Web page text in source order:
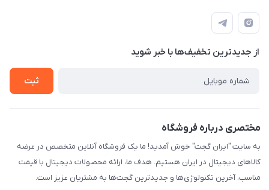
لیست محصولات
درباره ما
قوانین و مقررات
حریم خصوصی
راهنما
از جدید‌ترین تخفیف‌ها با‌ خبر شوید
ثبت
مختصری درباره فروشگاه
به سایت "ایران گجت" خوش آمدید! ما یک فروشگاه آنلاین متخصص در عرضه
کالاهای دیجیتال در ایران هستیم. هدف ما، ارائه محصولات دیجیتال با قیمت
مناسب، آخرین تکنولوژی‌ها و جدیدترین گجت‌ها به مشتریان عزیز است.